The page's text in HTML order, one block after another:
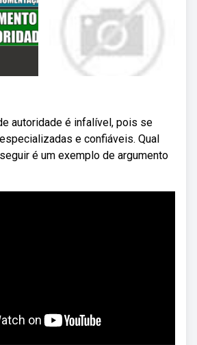
autoridade é infalível, pois se
e confiáveis. Qual
é um exemplo de argumento